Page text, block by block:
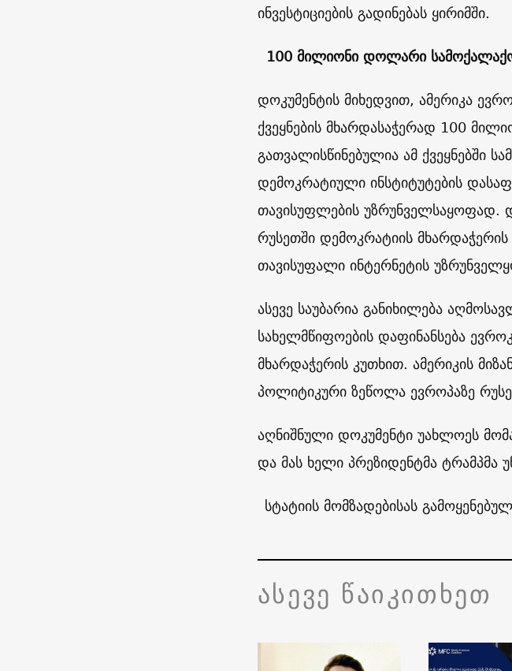
ინვესტიციების გადინებას ყირიმში.
100 მილიონი დოლარი
დოკუმენტის მიხედვით, ამერიკა
ქვეყნების მხარდასაჭერად 100
გათვალისწინებულია ამ ქვეყნებში
დემოკრატიული ინსტიტუტების
თავისუფლების უზრუნველსაყოფად.
რუსეთში დემოკრატიის
თავისუფალი ინტერნეტის
ასევე საუბარია განიხილება
სახელმწიფოების დაფინანსება
მხარდაჭერის კუთხით. ამერიკის
პოლიტიკური ზეწოლა ევროპაზე
აღნიშნული დოკუმენტი უახლოეს
და მას ხელი პრეზიდენტმა ტრამპმა
სტატიის მომზადებისას
ასევე წაიკითხეთ